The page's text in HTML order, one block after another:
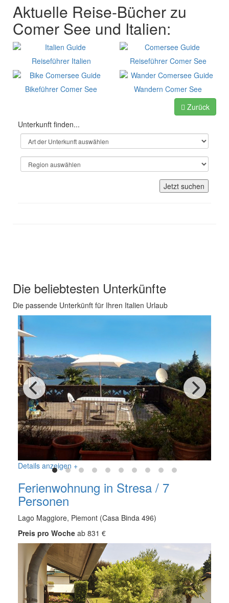
Aktuelle Reise-Bücher zu
Comer See und Italien:
Reiseführer Italien Reiseführer Comer See
Bikeführer Comer See
Wandern Comer See
Zurück
Unterkunft finden...
Jetzt suchen
Die beliebtesten Unterkünfte
Die passende Unterkünft für Ihren Italien Urlaub
Details anzeigen +
Ferienwohnung in Stresa / 7
Personen
Lago Maggiore, Piemont (Casa Binda 496)
Preis pro Woche ab 831 €